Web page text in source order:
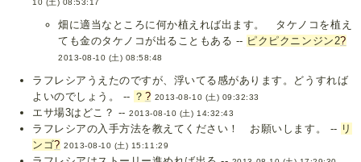
10 (土) 08:53:17
畑に適当なところに何か植えれば出ます。 タケノコを植え
ても金のタケノコが出ることもある -- ピクピクニンジン2?
2013-08-10 (土) 08:58:48
ラフレシアうえたのですが、浮いてる感があります。どうすれば
よいのでしょう。 -- ？ ? 2013-08-10 (土) 09:32:33
エサ場3はどこ？ --2013-08-10 (土) 14:32:43
ラフレシアの入手方法を教えてください！ お願いします。 -- リ
ンゴ? 2013-08-10 (土) 15:11:29